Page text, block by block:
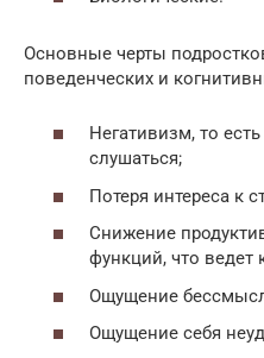
Основные черты
поведенческих и
Негативизм, то
слушаться;
Потеря интереса к
Снижение
функций, что ведет
Ощущение
Ощущение себя